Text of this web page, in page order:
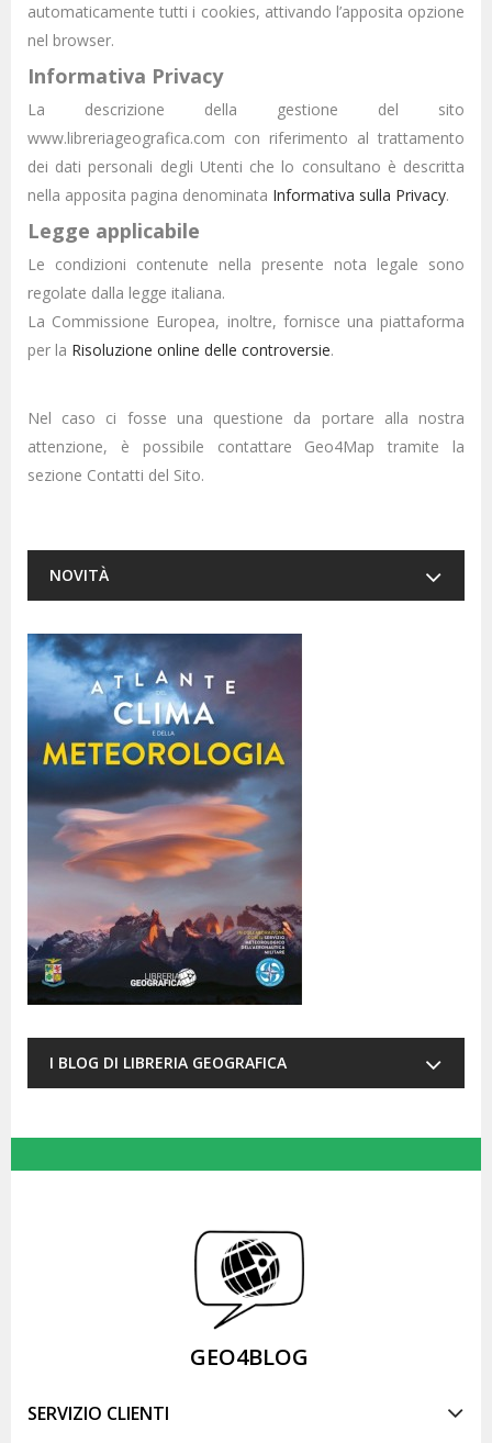
automaticamente tutti i cookies, attivando l’apposita opzione
nel browser.
Informativa Privacy
La descrizione della gestione del sito
www.libreriageografica.com con riferimento al trattamento
dei dati personali degli Utenti che lo consultano è descritta
nella apposita pagina denominata Informativa sulla Privacy.
Legge applicabile
Le condizioni contenute nella presente nota legale sono
regolate dalla legge italiana.
La Commissione Europea, inoltre, fornisce una piattaforma
per la Risoluzione online delle controversie.
Nel caso ci fosse una questione da portare alla nostra
attenzione, è possibile contattare Geo4Map tramite la
sezione Contatti del Sito.
NOVITÀ
I BLOG DI LIBRERIA GEOGRAFICA
GEO4BLOG
SERVIZIO CLIENTI